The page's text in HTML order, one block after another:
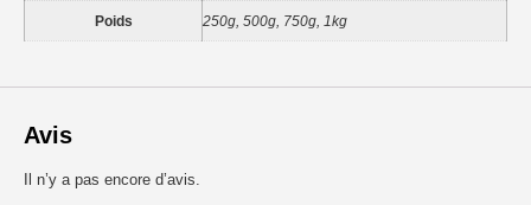
Poids 250g, 500g, 750g, 1kg
Avis
Il n’y a pas encore d’avis.